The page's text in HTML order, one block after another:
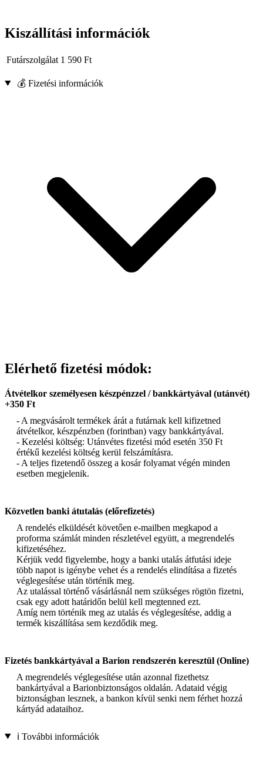
Kiszállítási információk
Futárszolgálat 1 590 Ft
💰 Fizetési információk
Elérhető fizetési módok:
Átvételkor személyesen készpénzzel / bankkártyával (utánvét)
+350 Ft
- A megvásárolt termékek árát a futárnak kell kifizetned
átvételkor, készpénzben (forintban) vagy bankkártyával.
- Kezelési költség: Utánvétes fizetési mód esetén 350 Ft
értékű kezelési költség kerül felszámításra.
- A teljes fizetendő összeg a kosár folyamat végén minden
esetben megjelenik.
Közvetlen banki átutalás (előrefizetés)
A rendelés elküldését követően e-mailben megkapod a
proforma számlát minden részletével együtt, a megrendelés
kifizetéséhez.
Kérjük vedd figyelembe, hogy a banki utalás átfutási ideje
több napot is igénybe vehet és a rendelés elindítása a fizetés
véglegesítése után történik meg.
Az utalással történő vásárlásnál nem szükséges rögtön fizetni,
csak egy adott határidőn belül kell megtenned ezt.
Amíg nem történik meg az utalás és véglegesítése, addig a
termék kiszállítása sem kezdődik meg.
Fizetés bankkártyával a Barion rendszerén keresztül (Online)
A megrendelés véglegesítése után azonnal fizethetsz
bankártyával a Barionbiztonságos oldalán. Adataid végig
biztonságban lesznek, a bankon kívül senki nem férhet hozzá
kártyád adataihoz.
ℹ️ További információk